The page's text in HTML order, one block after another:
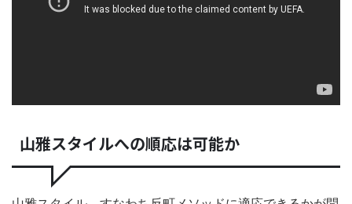
山雅スタイルへの順応は可能か